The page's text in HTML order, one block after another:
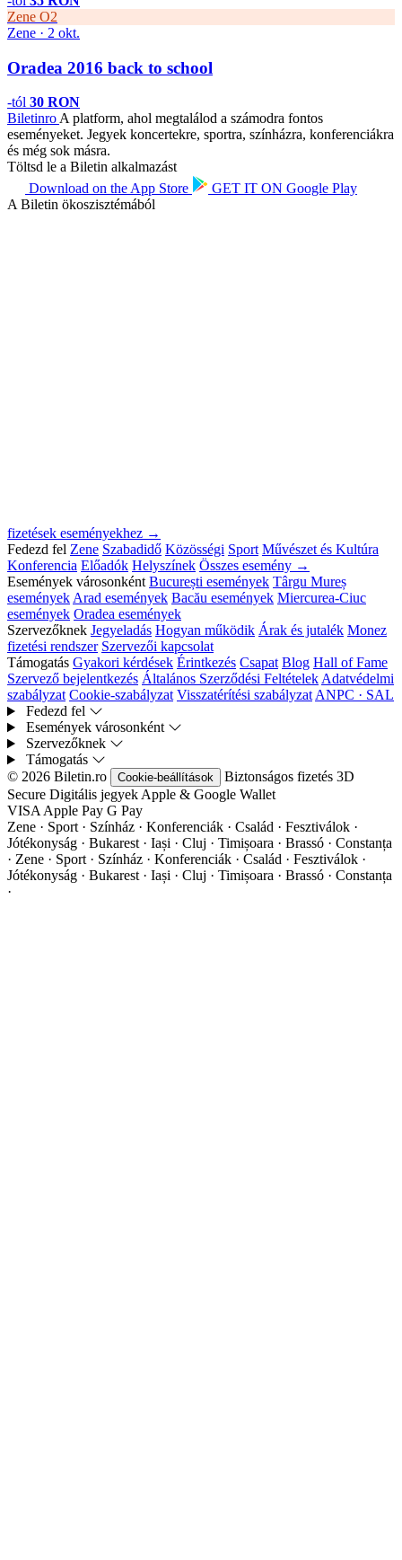
Zene O2
Zene · 2 okt.
Oradea 2016 back to school
-tól 30 RON
Biletinro A platform, ahol megtalálod a számodra fontos
eseményeket. Jegyek koncertekre, sportra, színházra, konferenciákra
és még sok másra.
Töltsd le a Biletin alkalmazást
Download on the App Store GET IT ON Google Play
A Biletin ökoszisztémából
fizetések eseményekhez →
Fedezd fel Zene Szabadidő Közösségi Sport Művészet és Kultúra
Konferencia Előadók Helyszínek Összes esemény →
Események városonként București események Târgu Mureș
események Arad események Bacău események Miercurea-Ciuc
események Oradea események
Szervezőknek Jegyeladás Hogyan működik Árak és jutalék Monez
fizetési rendszer Szervezői kapcsolat
Támogatás Gyakori kérdések Érintkezés Csapat Blog Hall of Fame
Szervező bejelentkezés Általános Szerződési Feltételek Adatvédelmi
szabályzat Cookie-szabályzat Visszatérítési szabályzat ANPC · SAL
Fedezd fel
Események városonként
Szervezőknek
Támogatás
© 2026 Biletin.ro
Cookie-beállítások Biztonságos fizetés 3D
Secure Digitális jegyek Apple & Google Wallet
VISA Apple Pay G Pay
Zene · Sport · Színház · Konferenciák · Család · Fesztiválok ·
Jótékonyság · Bukarest · Iași · Cluj · Timișoara · Brassó · Constanța
· Zene · Sport · Színház · Konferenciák · Család · Fesztiválok ·
Jótékonyság · Bukarest · Iași · Cluj · Timișoara · Brassó · Constanța
·